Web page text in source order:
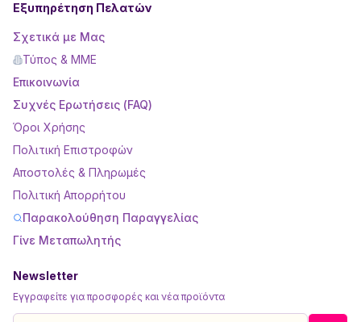
Εξυπηρέτηση Πελατών
Σχετικά με Μας
Τύπος & ΜΜΕ
Επικοινωνία
Συχνές Ερωτήσεις (FAQ)
Όροι Χρήσης
Πολιτική Επιστροφών
Αποστολές & Πληρωμές
Πολιτική Απορρήτου
Παρακολούθηση Παραγγελίας
Γίνε Μεταπωλητής
Newsletter
Εγγραφείτε για προσφορές και νέα προϊόντα